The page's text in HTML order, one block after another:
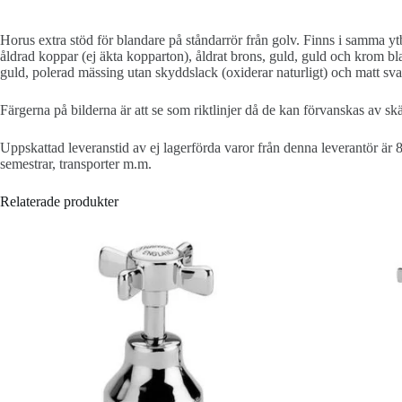
Horus extra stöd för blandare på ståndarrör från golv. Finns i samma
åldrad koppar (ej äkta kopparton), åldrat brons, guld, guld och krom
guld, polerad mässing utan skyddslack (oxiderar naturligt) och matt
Färgerna på bilderna är att se som riktlinjer då de kan förvanskas av
Uppskattad leveranstid av ej lagerförda varor från denna leverantör
semestrar, transporter m.m.
Relaterade produkter